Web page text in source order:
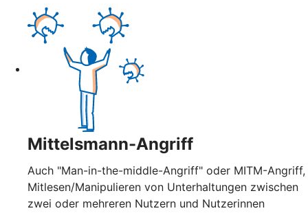
Mittelsmann-Angriff
Auch "Man-in-the-middle-Angriff" oder MITM-Angriff,
Mitlesen/Manipulieren von Unterhaltungen zwischen
zwei oder mehreren Nutzern und Nutzerinnen